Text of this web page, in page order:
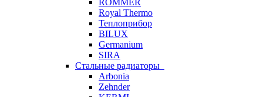
ROMMER
Royal Thermo
Теплоприбор
BILUX
Germanium
SIRA
Стальные радиаторы
Arbonia
Zehnder